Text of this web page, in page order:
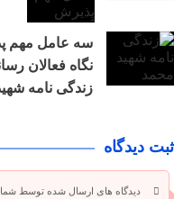
سه عامل مهم
نگاه فعالان
زندگی نامه
ثبت دیدگاه
دیدگاه های ارسال شده توسط